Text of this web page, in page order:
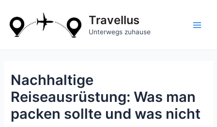
Inhalt
springen
Travellus
Unterwegs zuhause
Nachhaltige
Reiseausrüstung: Was man
packen sollte und was nicht